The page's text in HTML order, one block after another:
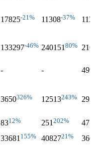
17825-21% 11308-37%
133297-46% 24015180%
- -
3650326% 12513243%
8312% 251202% 471
33681155% 4082721%